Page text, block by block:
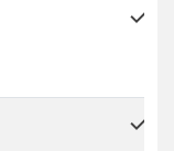
done
done